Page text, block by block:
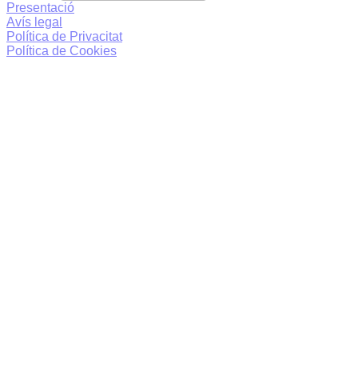
Presentació
Avís legal
Política de Privacitat
Política de Cookies